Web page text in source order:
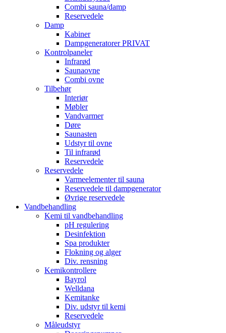
Combi sauna/damp
Reservedele
Damp
Kabiner
Dampgeneratorer PRIVAT
Kontrolpaneler
Infrarød
Saunaovne
Combi ovne
Tilbehør
Interiør
Møbler
Vandvarmer
Døre
Saunasten
Udstyr til ovne
Til infrarød
Reservedele
Reservedele
Varmeelementer til sauna
Reservedele til dampgenerator
Øvrige reservedele
Vandbehandling
Kemi til vandbehandling
pH regulering
Desinfektion
Spa produkter
Flokning og alger
Div. rensning
Kemikontrollere
Bayrol
Welldana
Kemitanke
Div. udstyr til kemi
Reservedele
Måleudstyr